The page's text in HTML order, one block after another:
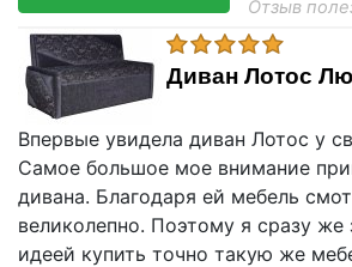
Отзыв
Диван Лотос
Впервые увидела диван Лотос у
Самое большое мое внимание
дивана. Благодаря ей мебель
великолепно. Поэтому я сразу же
идеей купить точно такую же